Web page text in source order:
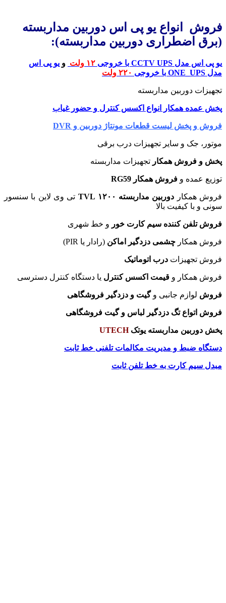
فروش انواع یو پی اس دوربین مداربسته
(برق اضطراری دوربین مداربسته):
یو پی اس مدل CC TV UPS با خروجی ۱۲ ولت و یو پی اس
مدل ONE_UPS با خروجی
۲۲۰ ولت
تجهیزات دوربین مداربسته
پخش عمده همکار انواع اکسس کنترل و حضور غیاب
فروش و پخش لیست قطعات مونتاژ دوربین و DVR
موتور، جک و سایر تجهیزات درب برقی
پخش و فروش همکار تجهیزات مداربسته
توزیع عمده و فروش همکار RG59
فروش همکار دوربین مداربسته ۱۲۰۰ TVL
تی وی لاین با سنسور
سونی و با کیفیت بالا
فروش تلفن کننده سیم کارت خور و خط شهری
فروش همکار چشمی دزدگیر اماکن (رادار یا PIR)
فروش تجهیزات درب اتوماتیک
فروش همکار و قیمت اکسس کنترل یا دستگاه کنترل دسترسی
فروش لوازم جانبی و گیت و دزدگیر فروشگاهی
فروش اتواع تگ دزدگیر لباس و گیت فروشگاهی
پخش دوربین مداربسته یوتک UTECH
دستگاه ضبط و مدیریت مکالمات تلفنی خط ثابت
مبدل سیم کارت به خط تلفن ثابت